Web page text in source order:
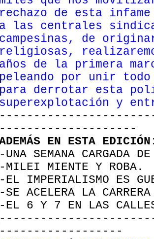
rechazo de esta
a las centrales
campesinas, de
religiosas,
años de la primera
peleando por unir
para derrotar esta
superexplotación y
--------------------
EN ESTA
-UNA SEMANA CARGADA
-MILEI MIENTE Y ROBA.
-EL IMPERIALISMO ES
-SE ACELERA LA
-EL 6 Y 7 EN LAS
------------------